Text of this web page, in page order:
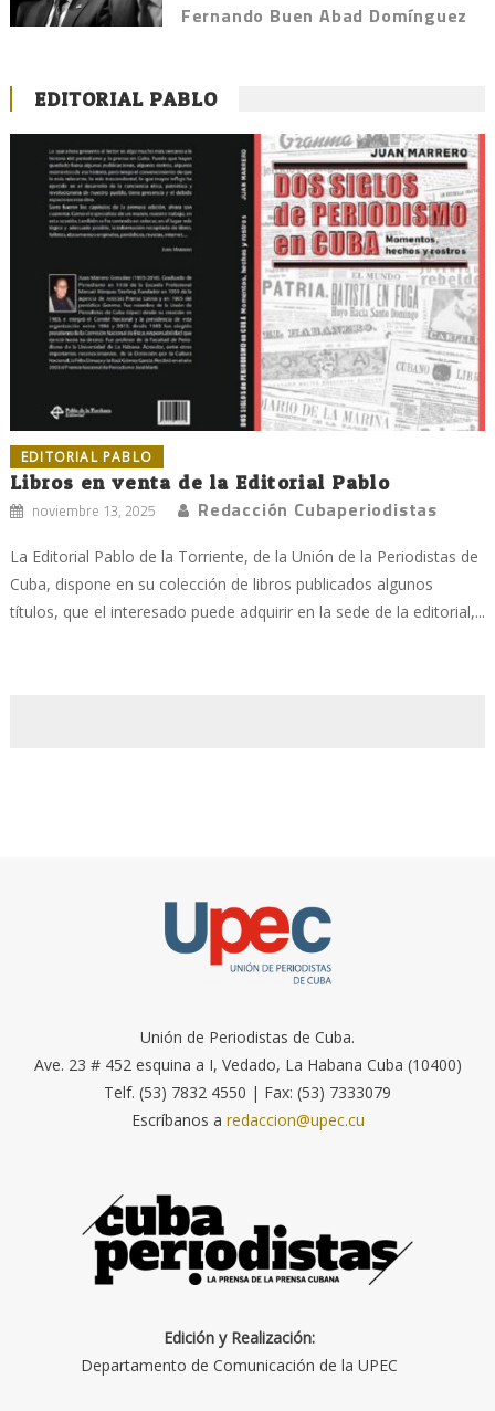
Fernando Buen Abad Domínguez
EDITORIAL PABLO
EDITORIAL PABLO
Libros en venta de la Editorial Pablo
noviembre 13, 2025 Redacción Cubaperiodistas
La Editorial Pablo de la Torriente, de la Unión de la Periodistas de
Cuba, dispone en su colección de libros publicados algunos
títulos, que el interesado puede adquirir en la sede de la editorial,...
Unión de Periodistas de Cuba.
Ave. 23 # 452 esquina a I, Vedado, La Habana Cuba (10400)
Telf. (53) 7832 4550 | Fax: (53) 7333079
Escríbanos a redaccion@upec.cu
Edición y Realización:
Departamento de Comunicación de la UPEC